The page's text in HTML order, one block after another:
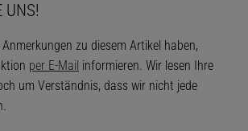
UNS!
zu diesem Artikel haben,
per E-Mail informieren. Wir lesen Ihre
um Verständnis, dass wir nicht jede